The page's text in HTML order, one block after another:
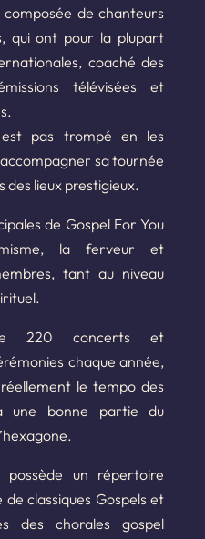
composée de chanteurs
qui ont pour la plupart
coaché des
télévisées et
pas trompé en les
sa tournée
des lieux prestigieux.
de Gospel For You
la ferveur et
tant au niveau
220 concerts et
chaque année,
le tempo des
une bonne partie du
possède un répertoire
classiques Gospels et
des chorales gospel